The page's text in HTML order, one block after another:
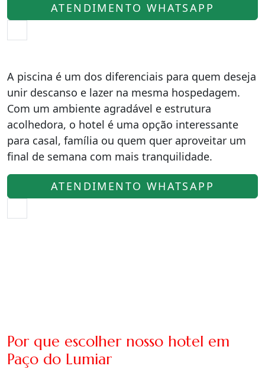
ATENDIMENTO WHATSAPP
A piscina é um dos diferenciais para quem deseja
unir descanso e lazer na mesma hospedagem.
Com um ambiente agradável e estrutura
acolhedora, o hotel é uma opção interessante
para casal, família ou quem quer aproveitar um
final de semana com mais tranquilidade.
ATENDIMENTO WHATSAPP
Por que escolher nosso hotel em
Paço do Lumiar